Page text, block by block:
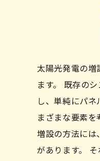
お得に
太陽光発電の
ます。 既存の
し、単純にパ
まざまな要素を
増設の方法には
があります。